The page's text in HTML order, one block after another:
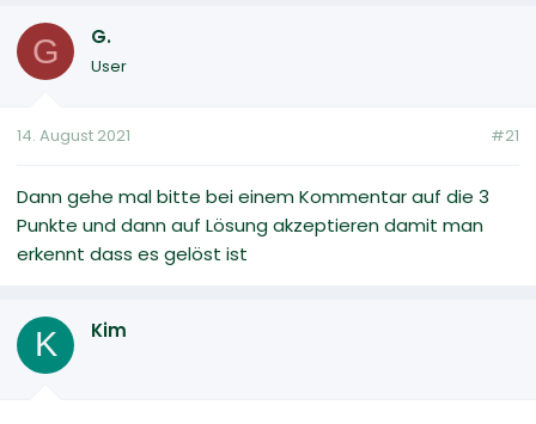
e
m
G G.
User
14. August 2021 #21
Dann gehe mal bitte bei einem Kommentar auf die 3
Punkte und dann auf Lösung akzeptieren damit man
erkennt dass es gelöst ist
K Kim